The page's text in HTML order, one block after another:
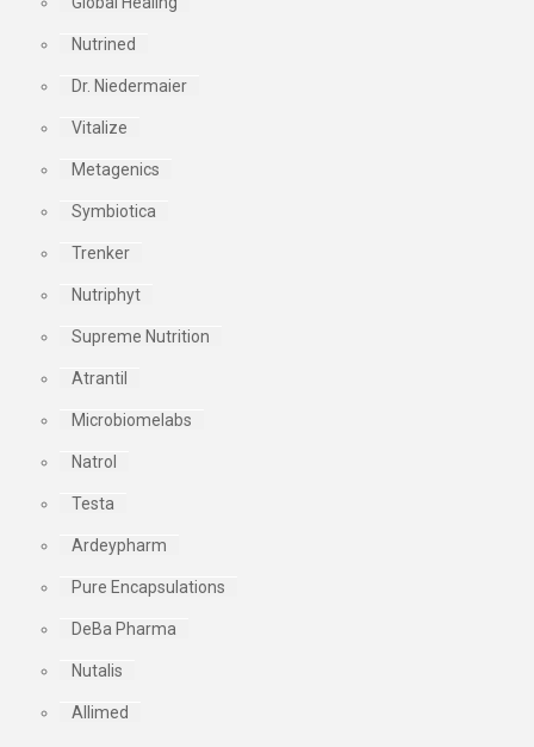
Nutrined
Dr. Niedermaier
Vitalize
Metagenics
Symbiotica
Trenker
Nutriphyt
Supreme Nutrition
Atrantil
Microbiomelabs
Natrol
Testa
Ardeypharm
Pure Encapsulations
DeBa Pharma
Nutalis
Allimed